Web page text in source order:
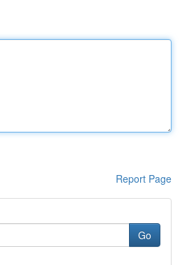
Report Page
Go